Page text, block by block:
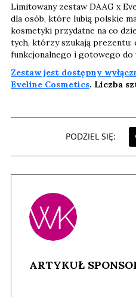
Limitowany zestaw DAAG x
dla osób, które lubią polskie
kosmetyki przydatne na co
tych, którzy szukają prezentu:
funkcjonalnego i gotowego do
Zestaw jest dostępny
Eveline Cosmetics. Liczba
PODZIEL SIĘ:
ARTYKUŁ